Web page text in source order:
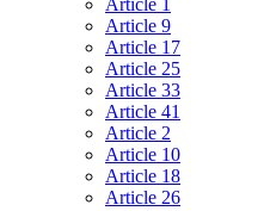
Article 1
Article 9
Article 17
Article 25
Article 33
Article 41
Article 2
Article 10
Article 18
Article 26